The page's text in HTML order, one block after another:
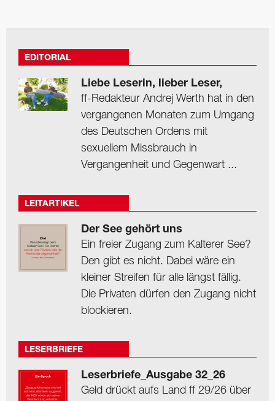
EDITORIAL
Liebe Leserin, lieber Leser,
ff-Redakteur Andrej Werth hat in den
vergangenen Monaten zum Umgang
des Deutschen Ordens mit
sexuellem Missbrauch in
Vergangenheit und Gegenwart ...
LEITARTIKEL
Der See gehört uns
Ein freier Zugang zum Kalterer See?
Den gibt es nicht. Dabei wäre ein
kleiner Streifen für alle längst fällig.
Die Privaten dürfen den Zugang nicht
blockieren.
LESERBRIEFE
Leserbriefe_Ausgabe 32_26
Geld drückt aufs Land ff 29/26 über